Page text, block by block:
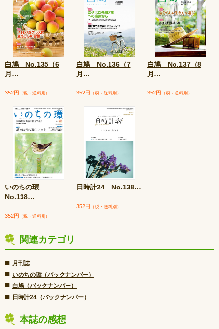
白鳩 No.135（6
月…
352円 （税・送料別）
白鳩 No.136（7
月…
352円 （税・送料別）
白鳩 No.137（8
月…
352円 （税・送料別）
いのちの環
No.138…
352円 （税・送料別）
日時計24 No.138…
352円 （税・送料別）
関連カテゴリ
■ 月刊誌
■ いのちの環（バックナンバー）
■ 白鳩（バックナンバー）
■ 日時計24（バックナンバー）
本誌の感想